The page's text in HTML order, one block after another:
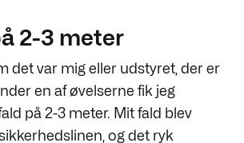
2-3 meter
det var mig eller udstyret, der er
en af øvelserne fik jeg
på 2-3 meter. Mit fald blev
og det ryk